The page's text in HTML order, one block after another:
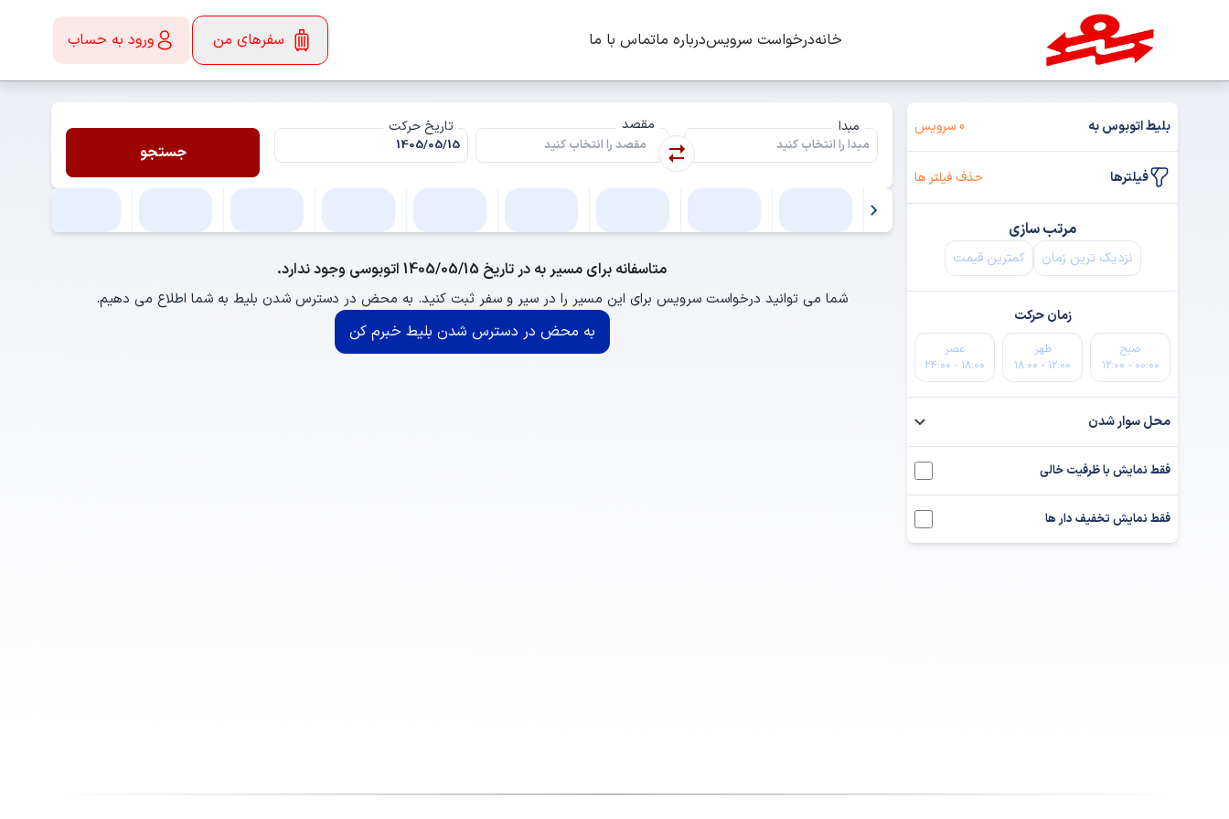
خانهدرخواست سرویسدرباره ماتماس با ما سفرهای من ورود به حساب
بلیط اتوبوس به 0 سرویس
فیلترها حذف فیلتر ها
مرتب سازی
نزدیک ترین زمان کمترین قیمت
زمان حرکت
صبح
۰۰:۰۰ - ۱۲:۰۰
ظهر
۱۲:۰۰ - ۱۸:۰۰
عصر
۱۸:۰۰ - ۲۴:۰۰
محل سوار شدن
فقط نمایش با ظرفیت خالی
فقط نمایش تخفیف دار ها
مبدا مقصد تاریخ حرکت
جستجو
متاسفانه برای مسیر به در تاریخ 1405/05/15 اتوبوسی وجود ندارد.
شما می توانید درخواست سرویس برای این مسیر را در سیر و سفر ثبت کنید. به محض در دسترس شدن بلیط به شما اطلاع می دهیم.
به محض در دسترس شدن بلیط خبرم کن